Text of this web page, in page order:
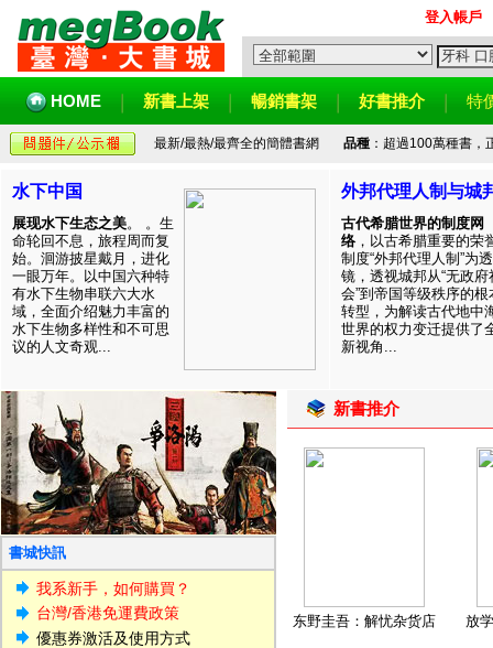
登入帳戶
HOME 新書上架 暢銷書架 好書推介 特
最新/最熱/最齊全的簡體書網 品種：超過100萬種書，
水下中国
展现水下生态之美。 。生
命轮回不息，旅程周而复
始。洄游披星戴月，进化
一眼万年。以中国六种特
有水下生物串联六大水
域，全面介绍魅力丰富的
水下生物多样性和不可思
议的人文奇观...
外邦代理人制与城
古代希腊世界的制度网
络 ，以古希腊重要的荣
制度“外邦代理人制”为透
镜，透视城邦从“无政府
会”到帝国等级秩序的根
转型，为解读古代地中
世界的权力变迁提供了
新视角...
書城快訊
我系新手，如何購買？
台灣/香港免運費政策
優惠券激活及使用方式
新書推介
东野圭吾：解忧杂货店 放